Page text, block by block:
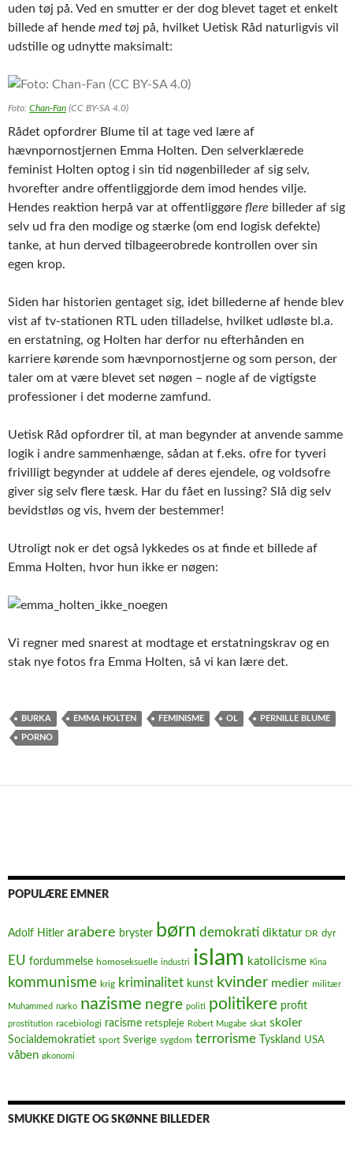
uden tøj på. Ved en smutter er der dog blevet taget et enkelt
billede af hende medtøj på, hvilket Uetisk Råd naturligvis vil
udstille og udnytte maksimalt:
Foto: Chan-Fan (CC BY-SA 4.0)
Rådet opfordrer Blume til at tage ved lære af
hævnpornostjernen Emma Holten. Den selverklærede
feminist Holten optog i sin tid nøgenbilleder af sig selv,
hvorefter andre offentliggjorde dem imod hendes vilje.
Hendes reaktion herpå var at offentliggøre flere billeder af sig
selv ud fra den modige og stærke (om end logisk defekte)
tanke, at hun derved tilbageerobrede kontrollen over sin
egen krop.
Siden har historien gentaget sig, idet billederne af hende blev
vist af tv-stationen RTL uden tilladelse, hvilket udløste bl.a.
en erstatning, og Holten har derfor nu efterhånden en
karriere kørende som hævnpornostjerne og som person, der
taler om at være blevet set nøgen – nogle af de vigtigste
professioner i det moderne zamfund.
Uetisk Råd opfordrer til, at man begynder at anvende samme
logik i andre sammenhænge, sådan at f.eks. ofre for tyveri
frivilligt begynder at uddele af deres ejendele, og voldsofre
giver sig selv flere tæsk. Har du fået en lussing? Slå dig selv
bevidstløs og vis, hvem der bestemmer!
Utroligt nok er det også lykkedes os at finde et billede af
Emma Holten, hvor hun ikke er nøgen:
Vi regner med snarest at modtage et erstatningskrav og en
stak nye fotos fra Emma Holten, så vi kan lære det.
BURKA EMMA HOLTEN FEMINISME OL PERNILLE BLUME
PORNO
POPULÆRE EMNER
Adolf Hitler arabere bryster børn demokrati diktatur DR dyr
EU fordummelse homoseksuelle industri islam katolicisme Kina
kommunisme krig kriminalitet kunst kvinder medier militær
Muhammed narko nazisme negre politi politikere profit
prostitution racebiologi racisme retspleje Robert Mugabe skat skoler
Socialdemokratiet sport Sverige sygdom terrorisme Tyskland USA
våben økonomi
SMUKKE DIGTE OG SKØNNE BILLEDER